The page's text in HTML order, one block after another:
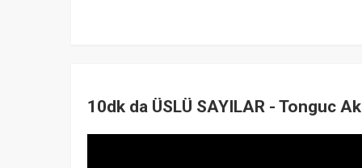
10dk da ÜSLÜ SAYILAR - Tonguc